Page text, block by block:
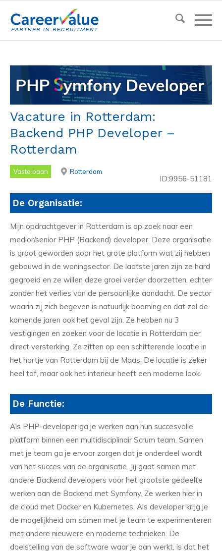
Vacature in Rotterdam:
Backend PHP Developer –
Rotterdam
Vaste baan Rotterdam
ID:9956-51181
De Organisatie:
Mijn opdrachtgever in Rotterdam is op zoek naar een
medior/senior PHP (Backend) developer. Deze organisatie
is groot geworden door het grote platform wat zij hebben
gebouwd in de woningsector. De laatste jaren zijn ze hard
gegroeid en ze willen deze groei verder doorzetten, echter
zonder het verlies van de persoonlijke aandacht. De sector
waarin zij zich begeven is natuurlijk booming en dat zal de
komende jaren ook het geval zijn. Ze hebben nu 3
vestigingen en zoeken voor de locatie in Rotterdam per
direct versterking. Ze zitten op een schitterende locatie in
het hartje van Rotterdam bij de Maas. De locatie is zeker
heel tof, maar ook het interieur heeft een moderne look.
De Functie:
Als PHP-developer ga je werken aan hun succesvolle
platform binnen een multidisciplinair Scrum team. Samen
met je team ga je ervoor zorgen dat je onderdeel wordt
van het succes van de organisatie. Jij gaat samen met
andere Backend developers voor het grootste gedeelte
werken aan de Backend met Symfony. Ze werken hier in
de cloud met Docker en Kubernetes. Als developer krijg je
de mogelijkheid om samen met je team te experimenteren
met andere nieuwere en moderne technieken. De
doelstelling van de software waar je aan werkt, is dat het